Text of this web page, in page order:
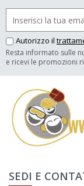
Autorizzo il
Resta informato sulle
e ricevi le promozioni
SEDI E